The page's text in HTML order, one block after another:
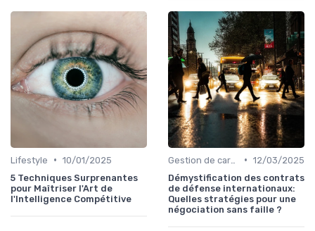
Lifestyle • 10/01/2025
5 Techniques Surprenantes
pour Maîtriser l'Art de
l'Intelligence Compétitive
• 12/03/2025
Démystification des contrats
de défense internationaux:
Quelles stratégies pour une
négociation sans faille ?